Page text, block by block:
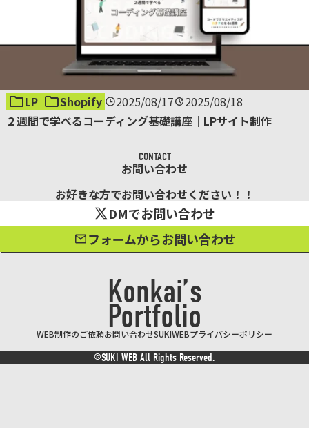
LP Shopify 2025/08/17
2025/08/18
２週間で学べるコーディング基礎講座｜LPサイト制作
CONTACT
お問い合わせ
お好きな方でお問い合わせください！！
DMでお問い合わせ
フォームからお問い合わせ
Konkai’s
Portfolio
WEB制作のご依頼お問い合わせSUKIWEBプライバシーポリシー
©SUKI WEB All Rights Reserved.